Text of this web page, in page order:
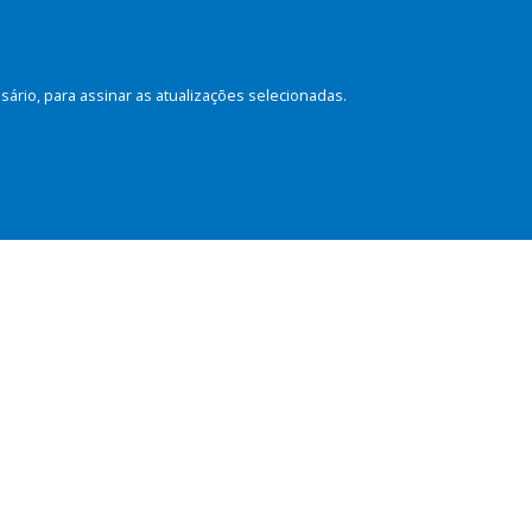
para assinar as atualizações selecionadas.